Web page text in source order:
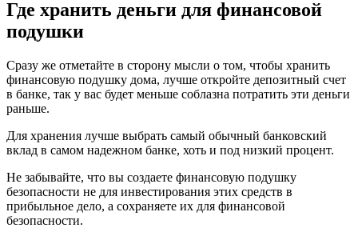
Где хранить деньги для финансовой
подушки
Сразу же отметайте в сторону мысли о том, чтобы хранить
финансовую подушку дома, лучше откройте депозитный счет
в банке, так у вас будет меньше соблазна потратить эти деньги
раньше.
Для хранения лучше выбрать самый обычный банковский
вклад в самом надежном банке, хоть и под низкий процент.
Не забывайте, что вы создаете финансовую подушку
безопасности не для инвестирования этих средств в
прибыльное дело, а сохраняете их для финансовой
безопасности.